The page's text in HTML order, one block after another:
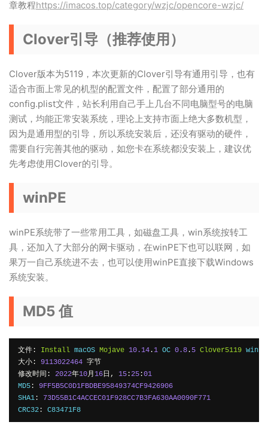
章教程https://imacos.top/category/wzjc/opencore-wzjc/
Clover引导（推荐使用）
Clover版本为5119，本次更新的Clover引导有通用引导，也有
适合市面上常见的机型的配置文件，配置了部分通用的
config.plist文件，站长利用自己手上几台不同电脑型号的电脑
测试，均能正常安装系统，理论上支持市面上绝大多数机型，
因为是通用型的引导，所以系统安装后，还没有驱动的硬件，
需要自行完善其他的驱动，如您卡在系统都没安装上，建议优
先考虑使用Clover的引导。
winPE
winPE系统带了一些常用工具，如磁盘工具，win系统按转工
具，还加入了大部分的网卡驱动，在winPE下也可以联网，如
果万一自己系统进不去，也可以使用winPE直接下载Windows
系统安装。
MD5 值
文件: Install macOS Mojave 10.14 .1 OC 0.8 . 5 Clover5119 winPE
大小:
9113022464 字节
修改时间:
2022年10月 16日, 15 :25 :01
MD5 :
9FF5B5C0D1FBDBE95849374CF9426906
SHA1 :
73D55B1C4ACCEC01F928CC7B3FA630AA0090F771
CRC32 : C83471F8